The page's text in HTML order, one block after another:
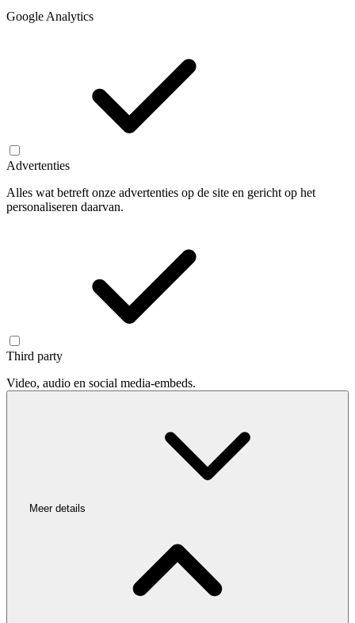
Google Analytics
Advertenties
Alles wat betreft onze advertenties op de site en gericht op het
personaliseren daarvan.
Third party
Video, audio en social media-embeds.
Meer details